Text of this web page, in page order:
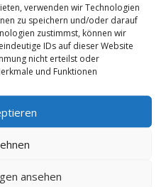
verwenden wir Technologien
zu speichern und/oder darauf
zustimmst, können wir
IDs auf dieser Website
nicht erteilst oder
und Funktionen
ansehen
/ 92 00 - 0
00 - 92
auf facebook!